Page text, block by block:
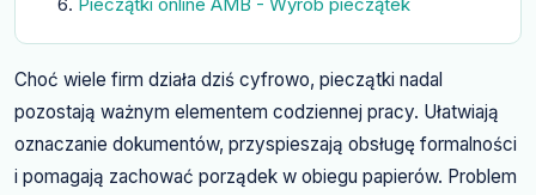
Choć wiele firm działa dziś cyfrowo, pieczątki nadal
pozostają ważnym elementem codziennej pracy. Ułatwiają
oznaczanie dokumentów, przyspieszają obsługę formalności
i pomagają zachować porządek w obiegu papierów. Problem